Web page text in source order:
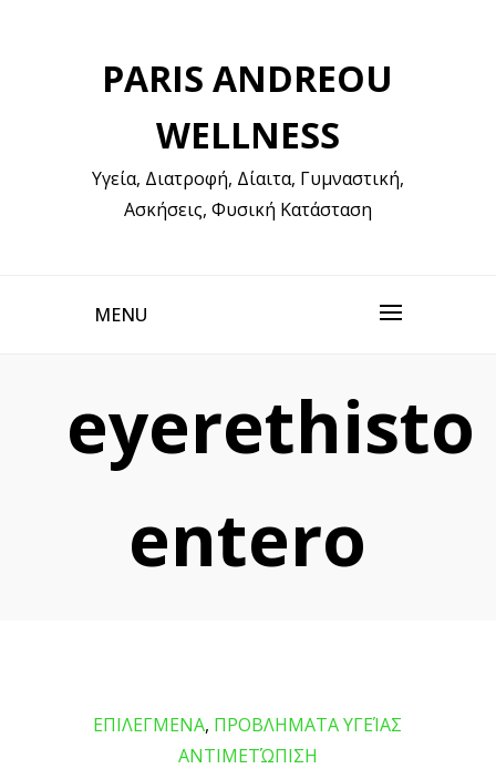
PARIS ANDREOU
WELLNESS
Υγεία, Διατροφή, Δίαιτα, Γυμναστική,
Ασκήσεις, Φυσική Κατάσταση
MENU
eyerethisto
entero
ΕΠΙΛΕΓΜΕΝΑ, ΠΡΟΒΛΗΜΑΤΑ ΥΓΕΊΑΣ
ΑΝΤΙΜΕΤΏΠΙΣΗ